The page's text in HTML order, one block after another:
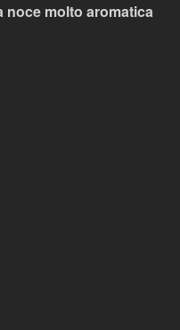
noce molto aromatica